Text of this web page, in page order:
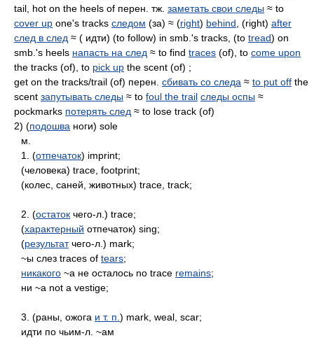
tail, hot on the heels of перен. тж. заметать свои следы ≈ to
cover up one's tracks следом (за) ≈ (right) behind , (right) after
след в след ≈ ( идти) (to follow) in smb.'s tracks, (to tread) on
smb.'s heels напасть на след ≈ to find traces (of), to come upon
the tracks (of), to pick up the scent (of) ;
get on the tracks/trail (of) перен. сбивать со следа ≈ to put off the
scent запутывать следы ≈ to foul the trail следы оспы ≈
pockmarks потерять след ≈ to lose track (of)
2) (подошва ноги) sole
м.
1. (отпечаток) imprint;
(человека) trace, footprint;
(колес, саней, животных) trace, track;
2. (остаток чего-л.) trace;
(характерный отпечаток) sing;
(результатчего-л.) mark;
~ы слез traces of tears;
никакого ~а не осталось no trace remains;
ни ~а not a vestige;
3. (раны, ожога и т. п. ) mark, weal, scar;
идти пo чьим-л. ~ам